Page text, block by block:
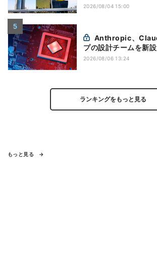
2026/08/04 15:00
プの設計チームを新設
2026/08/06 13:24
ランキングをもっと見る
もっと見る